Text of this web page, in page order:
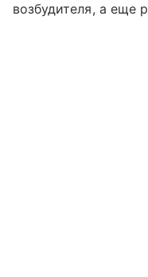
возбудителя, а еще